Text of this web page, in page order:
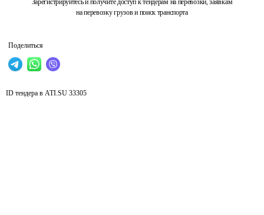
Зарегистрируйтесь и получите доступ к тендерам на перевозки, заявкам
на перевозку грузов и поиск транспорта
Поделиться
ID тендера в ATI.SU 33305